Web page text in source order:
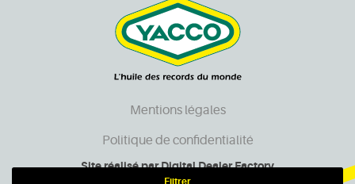
Filtrer
Mentions légales
Politique de confidentialité
Site réalisé parDigital Dealer Factory